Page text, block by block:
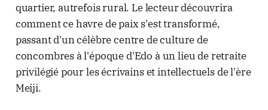
quartier, autrefois rural. Le lecteur découvrira
comment ce havre de paix s'est transformé,
passant d'un célèbre centre de culture de
concombres à l'époque d'Edo à un lieu de retraite
privilégié pour les écrivains et intellectuels de l'ère
Meiji.